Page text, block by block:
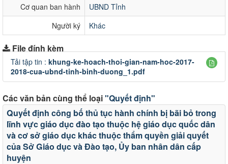
Cơ quan ban hành
UBND Tỉnh
Người ký
Khác
File đính kèm
Tải tập tin : khung-ke-hoach-thoi-gian-nam-hoc-2017-
2018-cua-ubnd-tinh-binh-duong_1.pdf
Các văn bản cùng thể loại"Quyết định"
Quyết định công bố thủ tục hành chính bị bãi bỏ trong
lĩnh vực giáo dục đào tạo thuộc hệ giáo dục quốc dân
và cơ sở giáo dục khác thuộc thẩm quyền giải quyết
của Sở Giáo dục và Đào tạo, Ủy ban nhân dân cấp
huyện